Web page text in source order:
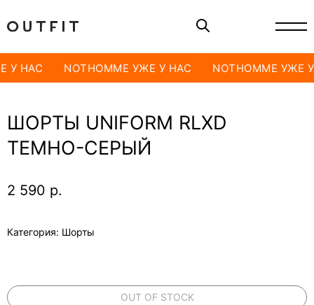
У НАС NOTHOMME УЖЕ У НАС NOTHOMME УЖЕ
ШОРТЫ UNIFORM RLXD
ТЕМНО-СЕРЫЙ
2 590 р.
OUT OF STOCK
Категория: Шорты